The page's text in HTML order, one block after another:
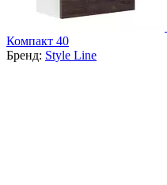
Компакт 40
Бренд: Style Line